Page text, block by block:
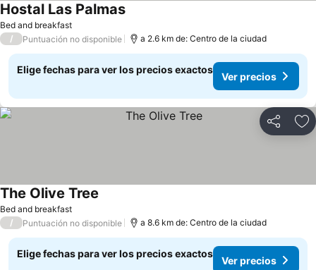
Bed and breakfast
Hostal Las PalmasVer precios
/ Puntuación no disponible a 2.6 km de: Centro de la ciudad
Elige fechas para ver los precios exactos
Ver precios
Compartir
Bed and breakfast
The Olive Tree
/ Puntuación no disponible a 8.6 km de: Centro de la ciudad
Elige fechas para ver los precios exactos
Ver precios